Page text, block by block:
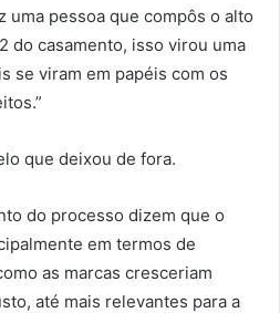
uma pessoa que compôs o alto
do casamento, isso virou uma
se viram em papéis com os
que deixou de fora.
do processo dizem que o
em termos de
as marcas cresceriam
até mais relevantes para a